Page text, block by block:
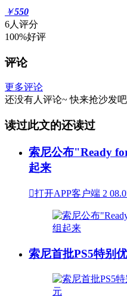
￥550
6人评分
100%好评
评论
更多评论
还没有人评论~ 快来抢沙发
读过此文的还读过
索尼公布"Ready
起来
打开APP客户端 2
索尼首批PS5特别